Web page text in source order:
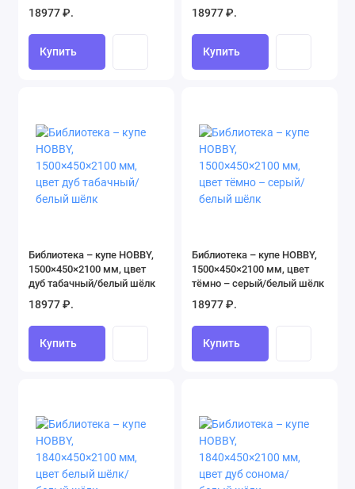
18977 ₽.
Купить
18977 ₽.
Купить
Библиотека – купе HOBBY,
1500×450×2100 мм, цвет
дуб табачный/белый шёлк
18977 ₽.
Купить
Библиотека – купе HOBBY,
1500×450×2100 мм, цвет
тёмно – серый/белый шёлк
18977 ₽.
Купить